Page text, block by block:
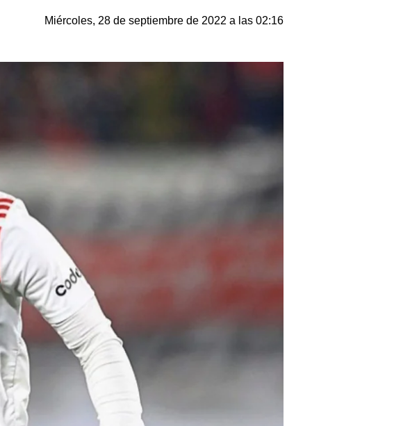
Miércoles, 28 de septiembre de 2022 a las 02:16